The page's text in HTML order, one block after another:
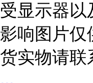
受显示器以
影响图片仅
货实物请联
...